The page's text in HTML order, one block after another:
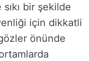
bir şekilde
için dikkatli
önünde